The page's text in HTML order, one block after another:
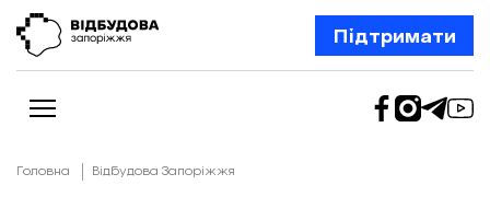
Підтримати
Головна Відбудова Запоріжжя